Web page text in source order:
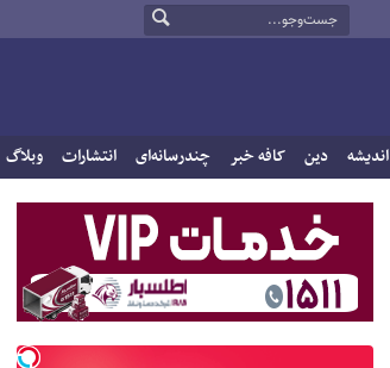
اندیشه دین کافه خبر چندرسانه‌ای انتشارات وبلاگ